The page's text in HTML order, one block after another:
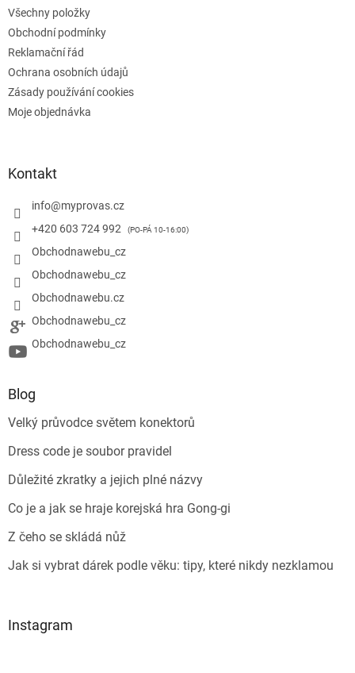
Všechny položky
Obchodní podmínky
Reklamační řád
Ochrana osobních údajů
Zásady používání cookies
Moje objednávka
Kontakt
info@myprovas.cz
+420 603 724 992
Obchodnawebu_cz
Obchodnawebu_cz
Obchodnawebu.cz
Obchodnawebu_cz
Obchodnawebu_cz
Blog
Velký průvodce světem konektorů
Dress code je soubor pravidel
Důležité zkratky a jejich plné názvy
Co je a jak se hraje korejská hra Gong-gi
Z čeho se skládá nůž
Jak si vybrat dárek podle věku: tipy, které nikdy nezklamou
Instagram